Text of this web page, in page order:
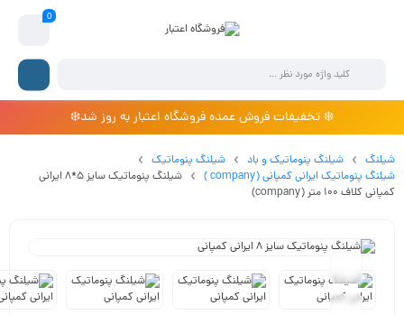
0
❄️ تخفیفات فروش عمده فروشگاه اعتبار به روز شد❄️
شیلنگ شیلنگ پنوماتیک و باد
شیلنگ پنوماتیک
شیلنگ پنوماتیک ایرانی کمپانی (company )
شیلنگ پنوماتیک سایز 5*8 ایرانی
کمپانی کلاف 100 متر (company)